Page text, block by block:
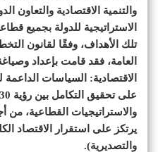
والتنمية الاقتصادية والتعاون
الاستراتيجية للدولة بجميع
تلك الأهداف، وفقًا لقانون
العامة، فقد قامت بإعداد
الاقتصادية: السياسات
والاستراتيجيات القطاعية،
يرتكز على استقرار الاقتصاد
والتصديرية).